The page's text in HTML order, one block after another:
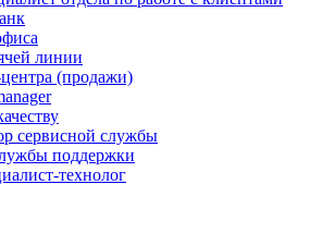
линии
(продажи)
сервисной службы
поддержки
технолог